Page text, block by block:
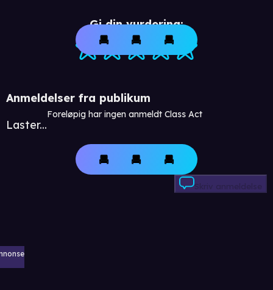
Gi din vurdering:
Anmeldelser fra publikum
Laster...
Foreløpig har ingen anmeldt Class Act
Skriv anmeldelse